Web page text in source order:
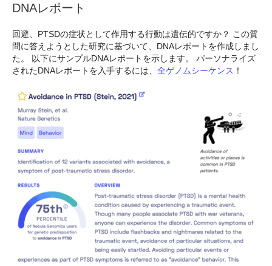
DNAレポート
回避、PTSDの症状として作用する行動は遺伝的ですか？ この質
問に答えようとした研究に基づいて、DNAレポートを作成しまし
た。 以下にサンプルDNAレポートを示します。 パーソナライズ
されたDNAレポートを入手するには、 全ゲノムシーケンス ！